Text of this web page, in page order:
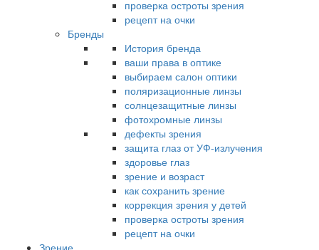
проверка остроты зрения
рецепт на очки
Бренды
История бренда
ваши права в оптике
выбираем салон оптики
поляризационные линзы
солнцезащитные линзы
фотохромные линзы
дефекты зрения
защита глаз от УФ-излучения
здоровье глаз
зрение и возраст
как сохранить зрение
коррекция зрения у детей
проверка остроты зрения
рецепт на очки